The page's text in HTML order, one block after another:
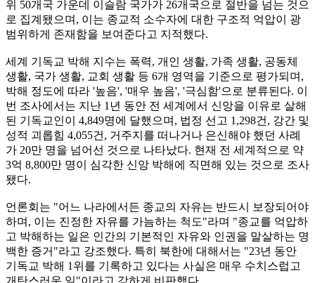
위 50개국 가운데 이슬람 국가가 26개국으로 절반을 넘는 것으
로 집계됐으며, 이는 종교적 소수자에 대한 구조적 억압이 광
범위하게 존재함을 보여준다고 지적했다.
세계 기독교 박해 지수는 폭력, 개인 생활, 가족 생활, 공동체
생활, 국가 생활, 교회 생활 등 6개 영역을 기준으로 평가되며,
박해 정도에 따라 '높음', '매우 높음', '극심함'으로 분류된다. 이
번 조사에서는 지난 1년 동안 전 세계에서 신앙을 이유로 살해
된 기독교인이 4,849명에 달했으며, 법정 선고 1,298건, 강간 및
성적 괴롭힘 4,055건, 거주지를 떠나거나 은신해야 했던 사례
가 20만 명을 넘어선 것으로 나타났다. 현재 전 세계적으로 약
3억 8,800만 명이 심각한 신앙 박해에 직면해 있는 것으로 조사
됐다.
언론회는 "어느 나라에서든 종교의 자유는 반드시 보장되어야
하며, 이는 진정한 자유를 가늠하는 척도"라며 "종교를 억압하
고 박해하는 일은 인간의 기본적인 자유와 인권을 말살하는 명
백한 증거"라고 강조했다. 특히 북한에 대해서는 "23년 동안
기독교 박해 1위를 기록하고 있다는 사실은 매우 수치스럽고
개탄스러운 일"이라고 강하게 비판했다.